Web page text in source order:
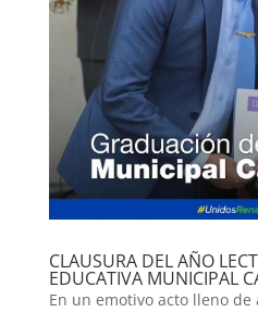
CLAUSURA DEL AÑO
EDUCATIVA MUNICIPAL
En un emotivo acto lleno